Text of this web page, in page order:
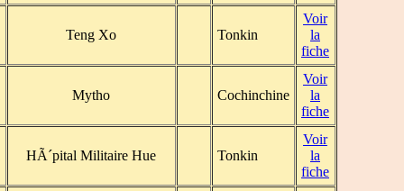
Teng Xo Tonkin
Voir
la
fiche
Mytho Cochinchine
Voir
la
fiche
HÃ´pital Militaire Hue Tonkin
Voir
la
fiche